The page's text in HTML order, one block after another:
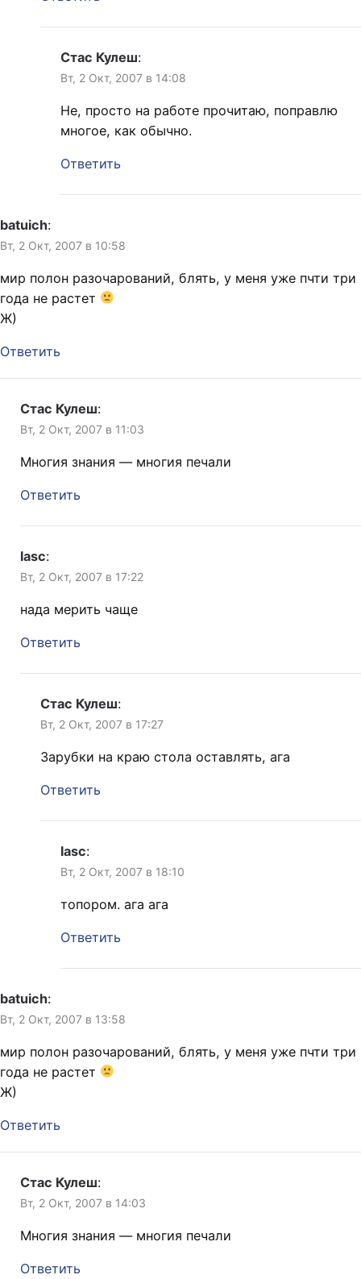
Стас Кулеш:
Вт, 2 Окт, 2007 в 14:08
Не, просто на работе прочитаю, поправлю
многое, как обычно.
Ответить
batuich:
Вт, 2 Окт, 2007 в 10:58
мир полон разочарований, блять, у меня уже пчти три
года не растет
Ж)
Ответить
Стас Кулеш:
Вт, 2 Окт, 2007 в 11:03
Многия знания — многия печали
Ответить
lasc:
Вт, 2 Окт, 2007 в 17:22
нада мерить чаще
Ответить
Стас Кулеш:
Вт, 2 Окт, 2007 в 17:27
Зарубки на краю стола оставлять, ага
Ответить
lasc:
Вт, 2 Окт, 2007 в 18:10
топором. ага ага
Ответить
batuich:
Вт, 2 Окт, 2007 в 13:58
мир полон разочарований, блять, у меня уже пчти три
года не растет
Ж)
Ответить
Стас Кулеш:
Вт, 2 Окт, 2007 в 14:03
Многия знания — многия печали
Ответить